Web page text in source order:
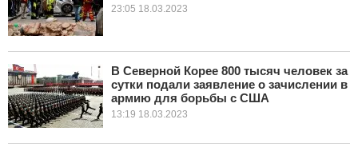
23:05 18.03.2023
В Северной Корее 800 тысяч человек за
сутки подали заявление о зачислении в
армию для борьбы с США
13:19 18.03.2023